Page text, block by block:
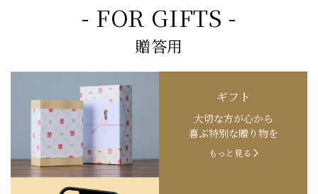
- FOR GIFTS -
贈答用
ギフト
大切な方が心から
喜ぶ特別な贈り物を
もっと見る